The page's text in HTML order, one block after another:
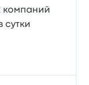
компаний
сутки